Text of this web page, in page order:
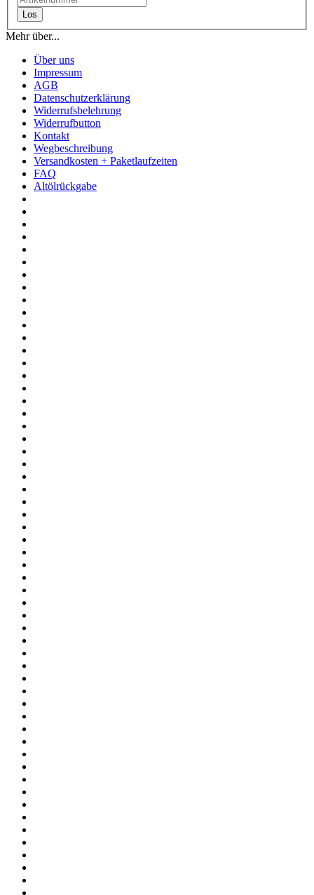
Los
Mehr über...
Über uns
Impressum
AGB
Datenschutzerklärung
Widerrufsbelehrung
Widerrufbutton
Kontakt
Wegbeschreibung
Versandkosten + Paketlaufzeiten
FAQ
Altölrückgabe